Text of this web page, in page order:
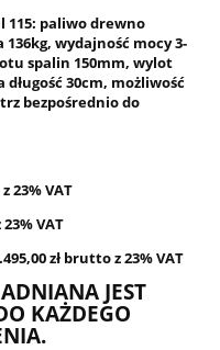
115: paliwo drewno
wydajność mocy 3-
spalin 150mm, wylot
30cm, możliwość
bezpośrednio do
23% VAT
VAT
zł brutto z 23% VAT
JEST
KAŻDEGO